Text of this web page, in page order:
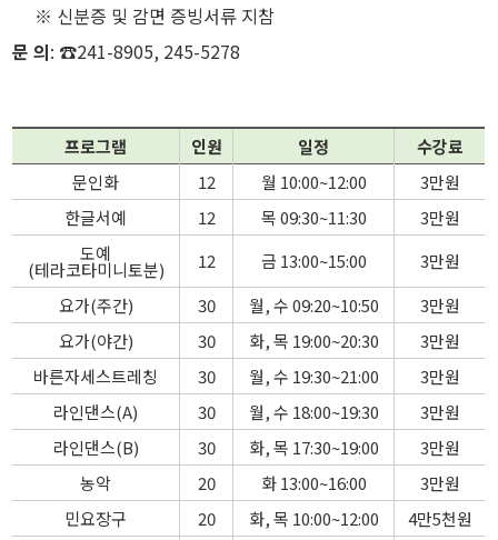
※ 신분증 및 감면 증빙서류 지참
문 의: ☎241-8905, 245-5278
프로그램 인원 일정
수강료
문인화
12 월 10:00~12:00
3만원
한글서예
12 목 09:30~11:30
3만원
도예
(테라코타미니토분) 12 금 13:00~15:00
3만원
요가(주간)
30 월, 수 09:20~10:50
3만원
요가(야간)
30 화, 목 19:00~20:30
3만원
바른자세스트레칭
30 월, 수 19:30~21:00
3만원
라인댄스(A)
30 월, 수 18:00~19:30
3만원
라인댄스(B)
30 화, 목 17:30~19:00
3만원
농악
20 화 13:00~16:00
3만원
민요장구
20 화, 목 10:00~12:00
4만5천원